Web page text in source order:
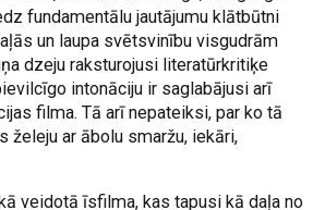
fundamentālu jautājumu klātbūtni
un laupa svētsvinību visgudrām
dzeju raksturojusi literatūrkritiķe
intonāciju ir saglabājusi arī
filma. Tā arī nepateiksi, par ko tā
želeju ar ābolu smaržu, iekāri,
veidotā īsfilma, kas tapusi kā daļa no